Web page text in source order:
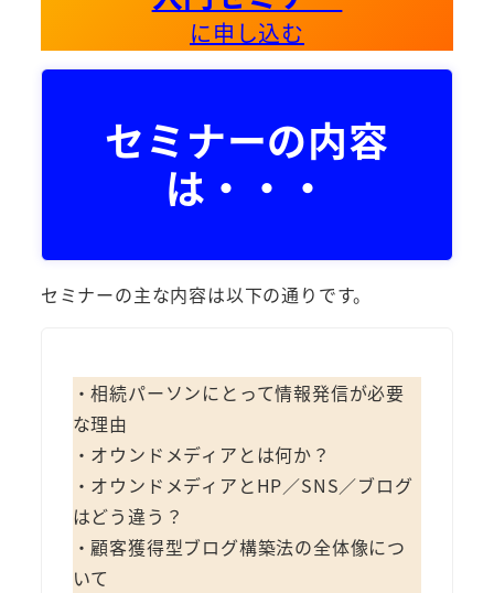
に申し込む
セミナーの内容
は・・・
セミナーの主な内容は以下の通りです。
・相続パーソンにとって情報発信が必要
な理由
・オウンドメディアとは何か？
・オウンドメディアとHP／SNS／ブログ
はどう違う？
・顧客獲得型ブログ構築法の全体像につ
いて